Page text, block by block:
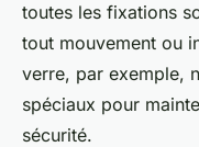
toutes les fixations
tout mouvement ou
verre, par exemple,
spéciaux pour
sécurité.